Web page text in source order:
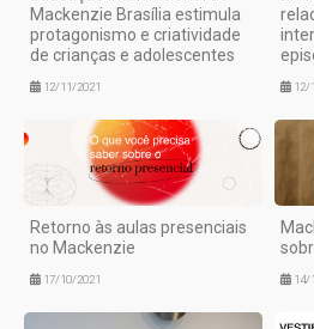
Mackenzie Brasília estimula
protagonismo e criatividade
de crianças e adolescentes
12/11/2021 12/
Retorno às aulas presenciais
no Mackenzie
17/10/2021 14/